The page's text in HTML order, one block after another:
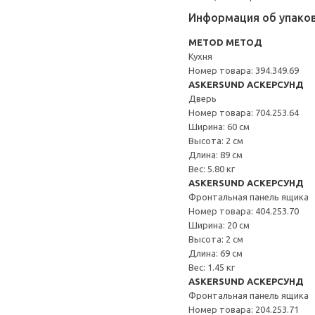
Информация об
METOD МЕТОД
Кухня
Номер товара: 394.349.69
ASKERSUND АСКЕРСУНД
Дверь
Номер товара: 704.253.64
Ширина: 60 см
Высота: 2 см
Длина: 89 см
Вес: 5.80 кг
ASKERSUND АСКЕРСУНД
Фронтальная панель ящика
Номер товара: 404.253.70
Ширина: 20 см
Высота: 2 см
Длина: 69 см
Вес: 1.45 кг
ASKERSUND АСКЕРСУНД
Фронтальная панель ящика
Номер товара: 204.253.71